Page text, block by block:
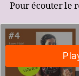
Pour écouter le